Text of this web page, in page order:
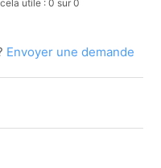
utile : 0 sur 0
Envoyer une demande